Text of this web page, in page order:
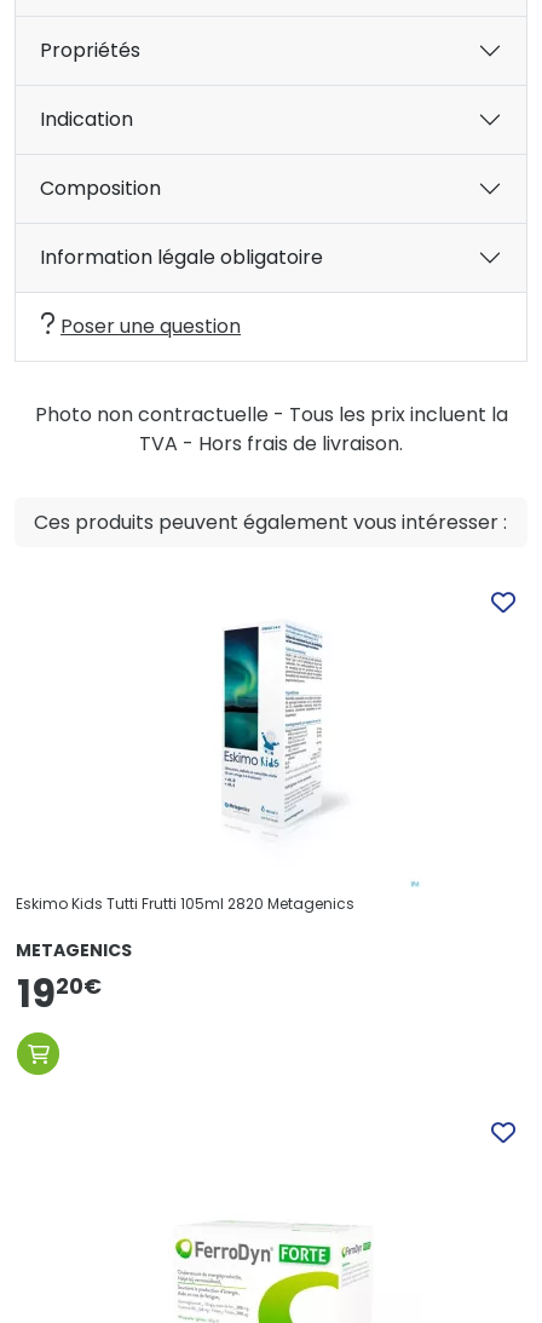
Propriétés
Indication
Composition
Information légale obligatoire
Poser une question
Photo non contractuelle - Tous les prix incluent la
TVA - Hors frais de livraison.
Ces produits peuvent également vous intéresser :
Eskimo Kids Tutti Frutti 105ml 2820 Metagenics
METAGENICS
1920€